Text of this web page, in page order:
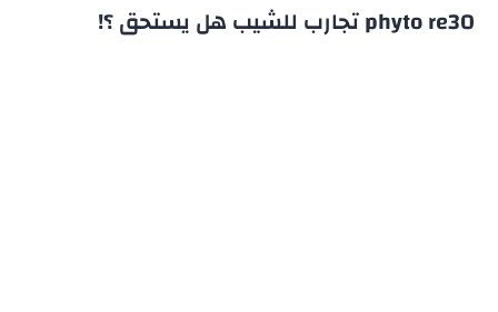
phyto re30 تجارب للشيب هل يستحق ؟!